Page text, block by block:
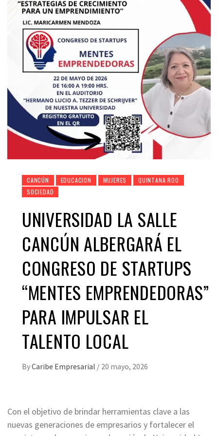
CANCÚN EDUCACION MUJERES
QUINTANA ROO
SOCIEDAD
UNIVERSIDAD LA SALLE
CANCÚN ALBERGARÁ EL
CONGRESO DE STARTUPS
“MENTES EMPRENDEDORAS”
PARA IMPULSAR EL
TALENTO LOCAL
ByCaribe Empresarial / 20 mayo, 2026
Con el objetivo de brindar herramientas clave a las
nuevas generaciones de empresarios y fortalecer el